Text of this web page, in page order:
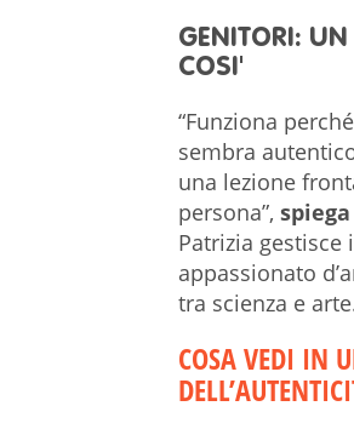
GENITORI:
COSI'
“Funziona
sembra
una lezione
persona”,
Patrizia
appassionato
tra scienza e
COSA VEDI IN